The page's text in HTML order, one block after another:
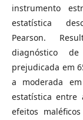
instrumento
estatística
Pearson.
diagnóstico
prejudicada em
a moderada
estatística entre
efeitos